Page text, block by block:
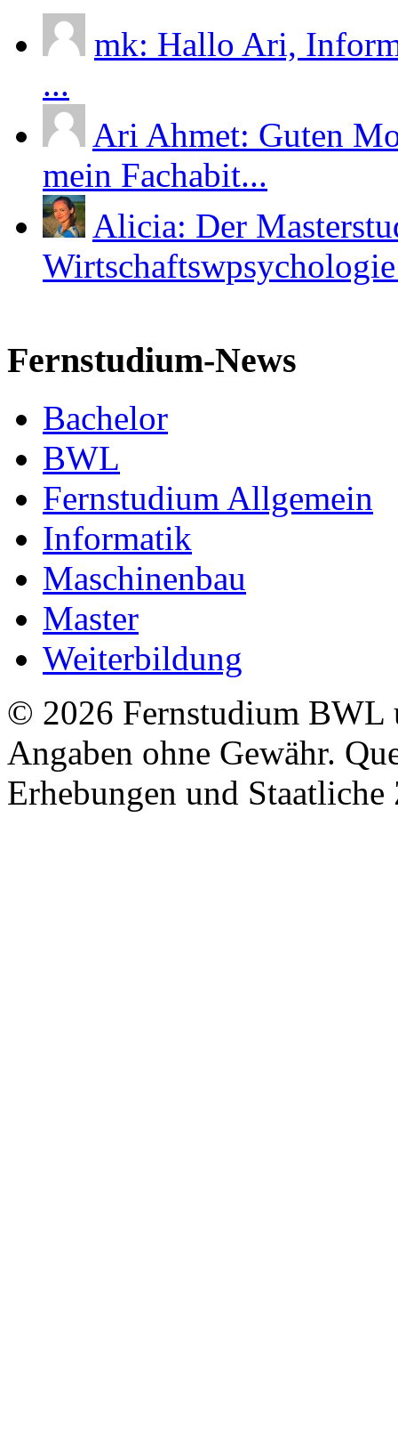
mk: Hallo Ari,
...
Ari Ahmet: Guten
mein Fachabit...
Alicia: Der
Fernstudium-News
Bachelor
BWL
Fernstudium Allgemein
Informatik
Maschinenbau
Master
Weiterbildung
© 2026 Fernstudium BWL
Angaben ohne Gewähr.
Erhebungen und